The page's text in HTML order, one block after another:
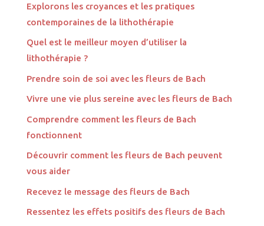
Explorons les croyances et les pratiques
contemporaines de la lithothérapie
Quel est le meilleur moyen d’utiliser la
lithothérapie ?
Prendre soin de soi avec les fleurs de Bach
Vivre une vie plus sereine avec les fleurs de Bach
Comprendre comment les fleurs de Bach
fonctionnent
Découvrir comment les fleurs de Bach peuvent
vous aider
Recevez le message des fleurs de Bach
Ressentez les effets positifs des fleurs de Bach